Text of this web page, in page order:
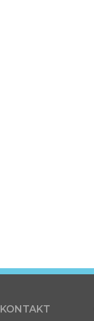
KONTAKT